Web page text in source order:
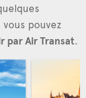
pouvez
par Air Transat.